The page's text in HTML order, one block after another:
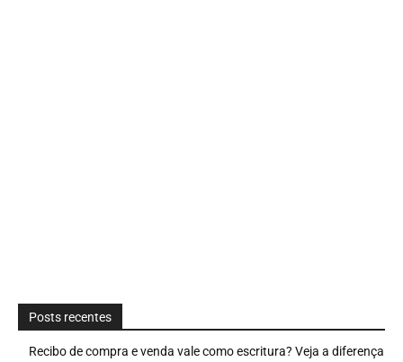
Posts recentes
Recibo de compra e venda vale como escritura? Veja a diferença